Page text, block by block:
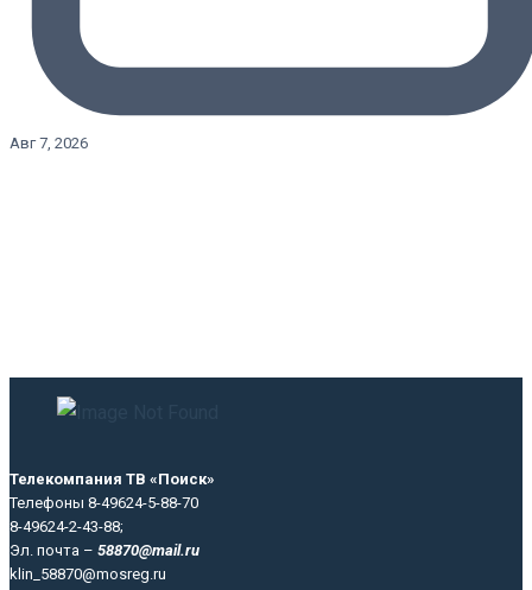
Авг 7, 2026
Телекомпания ТВ «Поиск»
Телефоны 8-49624-5-88-70
8-49624-2-43-88;
Эл. почта – 58870@mail.ru
klin_58870@mosreg.ru